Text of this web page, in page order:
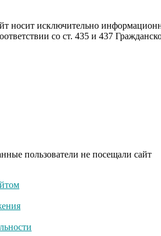
носит исключительно
со ст. 435 и 437
пользователи не посещали сайт